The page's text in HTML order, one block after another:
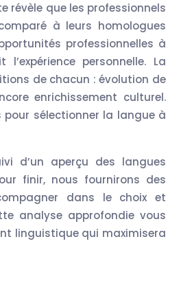
révèle que les professionnels
à leurs homologues
professionnelles à
personnelle. La
de chacun : évolution de
enrichissement culturel.
pour sélectionner la langue à
d’un aperçu des langues
finir, nous fournirons des
dans le choix et
analyse approfondie vous
linguistique qui maximisera